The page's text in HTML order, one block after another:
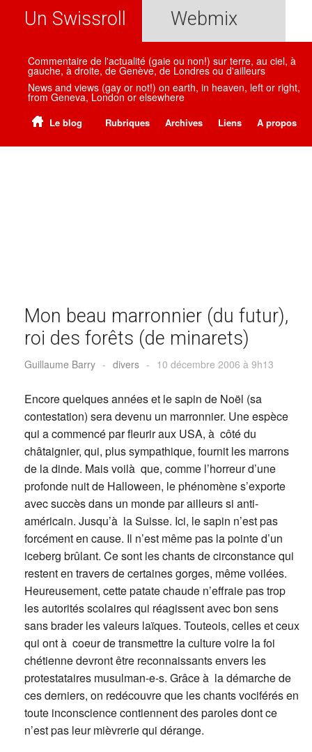
Un Swissroll Webmix
Commentaire de l'actualité (gaie ou non!) sur terre, au ciel, à
gauche, à droite, de Genève, de Londres ou d'ailleurs
News and views (gay or not!) on earth, in heaven, left or right,
from Geneva, London or elsewhere
Le blog Rubriques Archives Liens A propos
Mon beau marronnier (du futur),
roi des forêts (de minarets)
Guillaume Barry - divers - 10 décembre 2006 à 9h13
Encore quelques années et le sapin de Noël (sa
contestation) sera devenu un marronnier. Une espèce
qui a commencé par fleurir aux USA, à côté du
châtaignier, qui, plus sympathique, fournit les marrons
de la dinde. Mais voilà que, comme l’horreur d’une
profonde nuit de Halloween, le phénomène s’exporte
avec succès dans un monde par ailleurs si anti-
américain. Jusqu’à la Suisse. Ici, le sapin n’est pas
forcément en cause. Il n’est même pas la pointe d’un
iceberg brûlant. Ce sont les chants de circonstance qui
restent en travers de certaines gorges, même voilées.
Heureusement, cette patate chaude n’effraie pas trop
les autorités scolaires qui réagissent avec bon sens
sans brader les valeurs laïques. Touteois, celles et ceux
qui ont à coeur de transmettre la culture voire la foi
chétienne devront être reconnaissants envers les
protestataires musulman-e-s. Grâce à la démarche de
ces derniers, on redécouvre que les chants vociférés en
toute inconscience contiennent des paroles dont ce
n’est pas leur mièvrerie qui dérange.